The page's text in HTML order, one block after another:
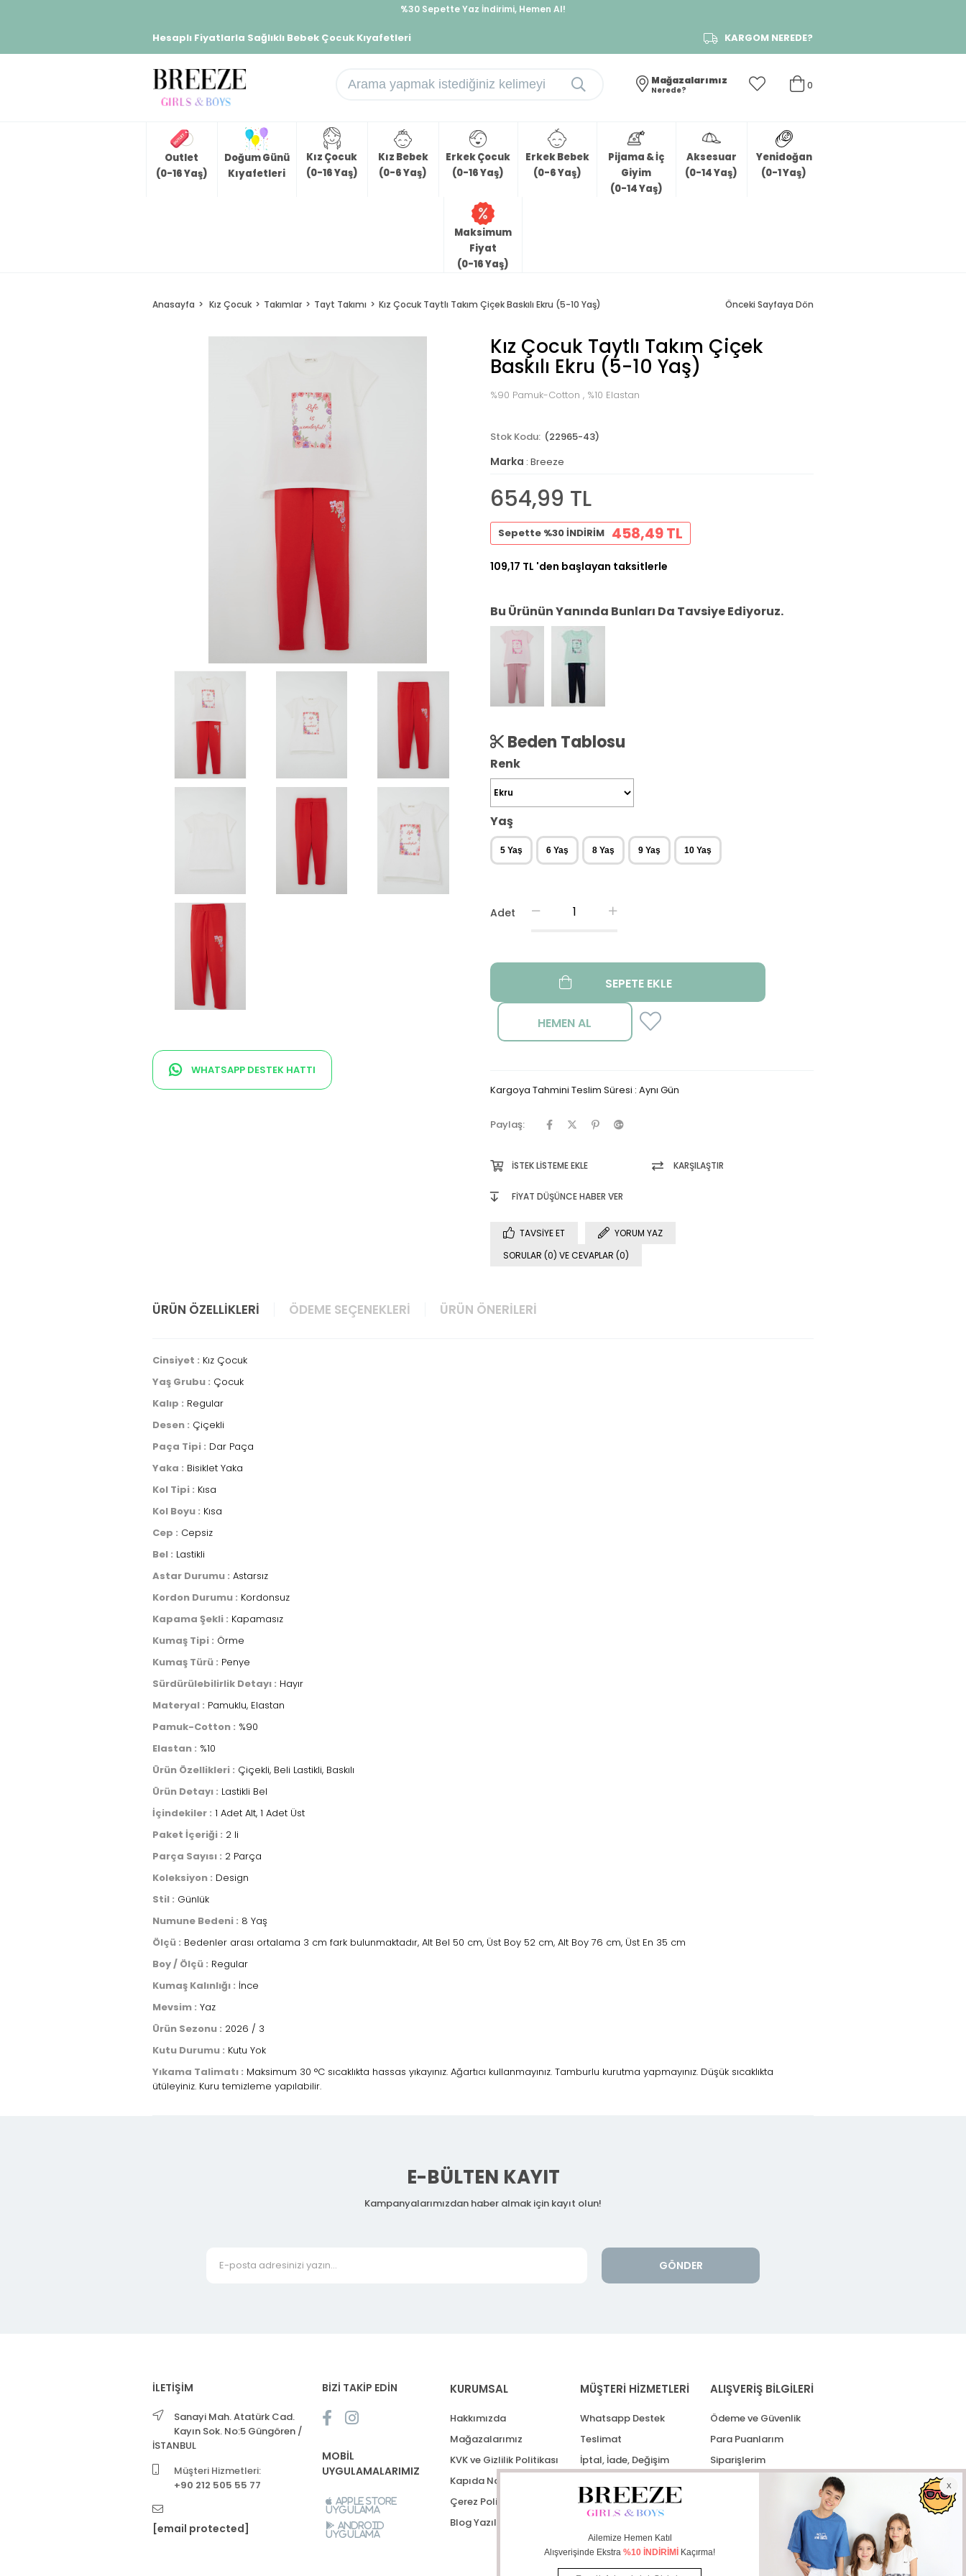
%30 Sepette Yaz İndirimi, Hemen Al!
Hesaplı Fiyatlarla Sağlıklı Bebek Çocuk Kıyafetleri KARGOM NEREDE?
0
Mağazalarımız
Nerede?
Outlet
(0-16 Yaş)
Doğum Günü
Kıyafetleri
Kız Çocuk
(0-16 Yaş)
Kız Bebek
(0-6 Yaş)
Erkek Çocuk
(0-16 Yaş)
Erkek Bebek
(0-6 Yaş)
Pijama & İç
Giyim
(0-14 Yaş)
Aksesuar
(0-14 Yaş)
Yenidoğan
(0-1 Yaş)
Maksimum
Fiyat
(0-16 Yaş)
Anasayfa Kız Çocuk Takımlar Tayt Takımı Kız Çocuk Taytlı Takım Çiçek Baskılı Ekru (5-10 Yaş) Önceki Sayfaya Dön
WHATSAPP DESTEK HATTI
Kız Çocuk Taytlı Takım Çiçek
Baskılı Ekru (5-10 Yaş)
%90 Pamuk-Cotton , %10 Elastan
(22965-43)
Marka : Breeze
654,99 TL
Sepette %30 İNDİRİM 458,49 TL
109,17 TL 'den başlayan taksitlerle
Bu Ürünün Yanında Bunları Da Tavsiye Ediyoruz.
Beden Tablosu
Renk
Yaş
5 Yaş 6 Yaş 8 Yaş 9 Yaş 10 Yaş
Adet
Kargoya Tahmini Teslim Süresi : Aynı Gün
Paylaş:
İSTEK LISTEME EKLE KARŞILAŞTIR
FIYAT DÜŞÜNCE HABER VER
TAVSIYE ET
YORUM YAZ
SORULAR (0) VE CEVAPLAR (0)
ÜRÜN ÖZELLIKLERI ÖDEME SEÇENEKLERI ÜRÜN ÖNERILERI
Cinsiyet : Kız Çocuk
Yaş Grubu : Çocuk
Kalıp : Regular
Desen : Çiçekli
Paça Tipi : Dar Paça
Yaka : Bisiklet Yaka
Kol Tipi : Kısa
Kol Boyu : Kısa
Cep : Cepsiz
Bel : Lastikli
Astar Durumu : Astarsız
Kordon Durumu : Kordonsuz
Kapama Şekli : Kapamasız
Kumaş Tipi : Örme
Kumaş Türü : Penye
Sürdürülebilirlik Detayı : Hayır
Materyal : Pamuklu, Elastan
Pamuk-Cotton : %90
Elastan : %10
Ürün Özellikleri : Çiçekli, Beli Lastikli, Baskılı
Ürün Detayı : Lastikli Bel
İçindekiler : 1 Adet Alt, 1 Adet Üst
Paket İçeriği : 2 li
Parça Sayısı : 2 Parça
Koleksiyon : Design
Stil : Günlük
Numune Bedeni : 8 Yaş
Ölçü : Bedenler arası ortalama 3 cm fark bulunmaktadır, Alt Bel 50 cm, Üst Boy 52 cm, Alt Boy 76 cm, Üst En 35 cm
Boy / Ölçü : Regular
Kumaş Kalınlığı : İnce
Mevsim : Yaz
Ürün Sezonu : 2026 / 3
Kutu Durumu : Kutu Yok
Yıkama Talimatı : Maksimum 30 °C sıcaklıkta hassas yıkayınız. Ağartıcı kullanmayınız. Tamburlu kurutma yapmayınız. Düşük sıcaklıkta
ütüleyiniz. Kuru temizleme yapılabilir.
E-BÜLTEN KAYIT
Kampanyalarımızdan haber almak için kayıt olun!
GÖNDER
İLETİŞİM
Sanayi Mah. Atatürk Cad.
Kayın Sok. No:5 Güngören /
İSTANBUL
Müşteri Hizmetleri:
+90 212 505 55 77
[email protected]
BİZİ TAKİP EDİN
MOBİL
UYGULAMALARIMIZ
Apple Store
Uygulama
Android
Uygulama
KURUMSAL
Hakkımızda
Mağazalarımız
KVK ve Gizlilik Politikası
Kapıda Nakit Ödeme
Çerez Politikası
Blog Yazıları
MÜŞTERİ HİZMETLERİ
Whatsapp Destek
Teslimat
İptal, İade, Değişim
ALIŞVERİŞ BİLGİLERİ
Ödeme ve Güvenlik
Para Puanlarım
Siparişlerim